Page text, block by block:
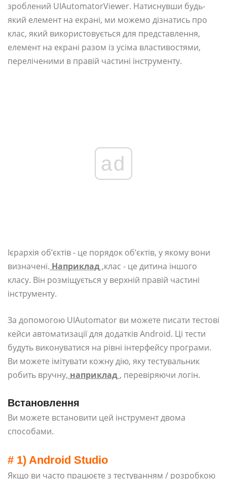
зроблений UIAutomatorViewer. Натиснувши будь-
який елемент на екрані, ми можемо дізнатись про
клас, який використовується для представлення,
елемент на екрані разом із усіма властивостями,
переліченими в правій частині інструменту.
ad
Ієрархія об’єктів - це порядок об’єктів, у якому вони
визначені. Наприклад ,клас - це дитина іншого
класу. Він розміщується у верхній правій частині
інструменту.
За допомогою UIAutomator ви можете писати тестові
кейси автоматизації для додатків Android. Ці тести
будуть виконуватися на рівні інтерфейсу програми.
Ви можете імітувати кожну дію, яку тестувальник
робить вручну, наприклад , перевіряючи логін.
Встановлення
Ви можете встановити цей інструмент двома
способами.
# 1) Android Studio
Якщо ви часто працюєте з тестуванням / розробкою